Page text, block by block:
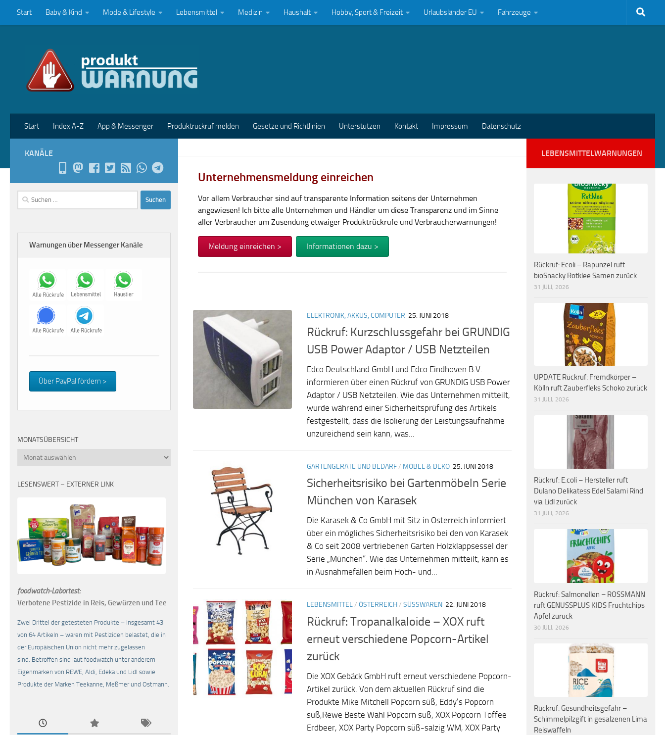
Zum Inhalt springen
Start Baby & Kind Mode & Lifestyle Lebensmittel Medizin Haushalt Hobby, Sport & Freizeit Urlaubsländer EU Fahrzeuge
Start Index A-Z App & Messenger Produktrückruf melden Gesetze und Richtlinien Unterstützen Kontakt Impressum Datenschutz
Unternehmensmeldung einreichen
Vor allem Verbraucher sind auf transparente Information seitens der Unternehmen
angewiesen! Ich bitte alle Unternehmen und Händler um diese Transparenz und im Sinne
aller Verbraucher um Zusendung etwaiger Produktrückrufe und Verbraucherwarnungen!
Meldung einreichen > Informationen dazu >
ELEKTRONIK, AKKUS, COMPUTER 25. JUNI 2018
Rückruf: Kurzschlussgefahr bei GRUNDIG
USB Power Adaptor / USB Netzteilen
Edco Deutschland GmbH und Edco Eindhoven B.V.
informieren über einen Rückruf von GRUNDIG USB Power
Adaptor / USB Netzteilen. Wie das Unternehmen mitteilt,
wurde während einer Sicherheitsprüfung des Artikels
festgestellt, dass die Isolierung der Leistungsaufnahme
unzureichend sein kann, was...
GARTENGERÄTE UND BEDARF/ MÖBEL & DEKO 25. JUNI 2018
Sicherheitsrisiko bei Gartenmöbeln Serie
München von Karasek
Die Karasek & Co GmbH mit Sitz in Österreich informiert
über ein mögliches Sicherheitsrisiko bei den von Karasek
& Co seit 2008 vertriebenen Garten Holzklappsessel der
Serie „München“. Wie das Unternehmen mitteilt, kann es
in Ausnahmefällen beim Hoch- und...
LEBENSMITTEL/ ÖSTERREICH/ SÜSSWAREN 22. JUNI 2018
Rückruf: Tropanalkaloide – XOX ruft
erneut verschiedene Popcorn-Artikel
zurück
Die XOX Gebäck GmbH ruft erneut verschiedene Popcorn-
Artikel zurück. Von dem aktuellen Rückruf sind die
Produkte Mike Mitchell Popcorn süß, Eddy’s Popcorn
süß,Rewe Beste Wahl Popcorn süß, XOX Popcorn Toffee
Erdbeer, XOX Party Popcorn süß-salzig WM, XOX Party
KANÄLE
Suchen
nach:
Warnungen über Messenger Kanäle
Über PayPal fördern >
MONATSÜBERSICHT
Monatsübersicht
LESENSWERT – EXTERNER LINK
foodwatch-Labortest:
Verbotene Pestizide in Reis, Gewürzen und Tee
Zwei Drittel der getesteten Produkte – insgesamt 43
von 64 Artikeln – waren mit Pestiziden belastet, die in
der Europäischen Union nicht mehr zugelassen
sind. Betroffen sind laut foodwatch unter anderem
Eigenmarken von REWE, Aldi, Edeka und Lidl sowie
Produkte der Marken Teekanne, Meßmer und Ostmann.
LEBENSMITTELWARNUNGEN
Rückruf: Ecoli – Rapunzel ruft
bioSnacky Rotklee Samen zurück
31 JULI, 2026
UPDATE Rückruf: Fremdkörper –
Kölln ruft Zauberfleks Schoko zurück
31 JULI, 2026
Rückruf: E.coli – Hersteller ruft
Dulano Delikatess Edel Salami Rind
via Lidl zurück
31 JULI, 2026
Rückruf: Salmonellen – ROSSMANN
ruft GENUSSPLUS KIDS Fruchtchips
Apfel zurück
30 JULI, 2026
Rückruf: Gesundheitsgefahr –
Schimmelpilzgift in gesalzenen Lima
Reiswaffeln